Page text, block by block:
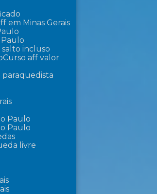
em Minas Gerais
Paulo
salto incluso
Curso aff valor
paraquedista
Paulo
Paulo
livre